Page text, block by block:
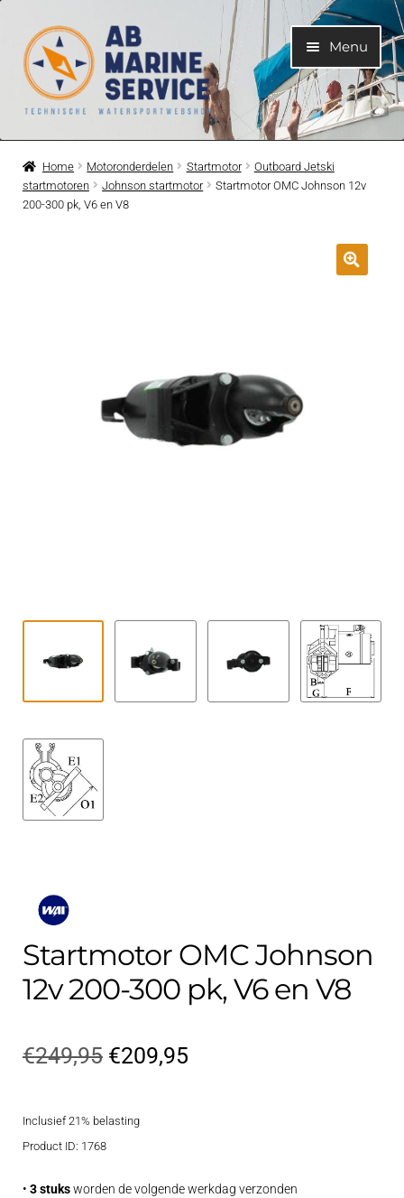
Ga
door
naar
navigatie
Ga
naar
de
inhoud
Menu
Home
Motoren
Submenu
Submenu
Home Motoronderdelen Startmotor
Outboard Jetski
startmotoren
Johnson startmotor
Startmotor OMC Johnson 12v
200-300 pk, V6 en V8
Startmotor OMC Johnson
12v 200-300 pk, V6 en V8
€249,95 Oorspronkelijke
was:
€209,95Huidige
Inclusief 21% belasting
Product ID: 1768
• 3 stuksworden de volgende werkdag verzonden